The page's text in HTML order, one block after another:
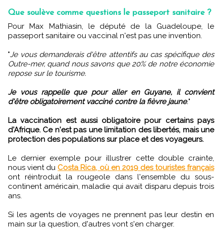
Que soulève comme questions le passeport sanitaire ?
Pour Max Mathiasin, le député de la Guadeloupe, le
passeport sanitaire ou vaccinal n'est pas une invention.
"Je vous demanderais d'être attentifs au cas spécifique des
Outre-mer, quand nous savons que 20% de notre économie
repose sur le tourisme.
Je vous rappelle que pour aller en Guyane, il convient
d'être obligatoirement vacciné contre la fièvre jaune."
La vaccination est aussi obligatoire pour certains pays
d'Afrique. Ce n'est pas une limitation des libertés, mais une
protection des populations sur place et des voyageurs.
Le dernier exemple pour illustrer cette double crainte,
nous vient du Costa Rica, où en 2019 des touristes français
ont réintroduit la rougeole dans l'ensemble du sous-
continent américain, maladie qui avait disparu depuis trois
ans.
Si les agents de voyages ne prennent pas leur destin en
main sur la question, d'autres vont s'en charger.